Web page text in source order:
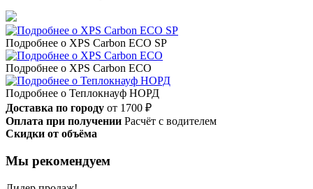
Подробнее о XPS Carbon ECO SP
Подробнее о XPS Carbon ECO
Подробнее о Теплокнауф НОРД
Доставка по городу от 1700 ₽
Оплата при получении Расчёт с водителем
Скидки от объёма
Мы рекомендуем